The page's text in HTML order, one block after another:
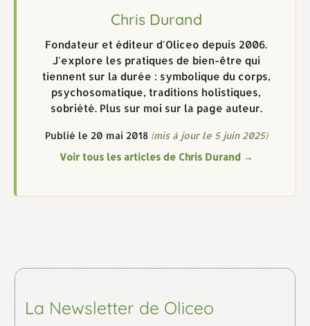
Chris Durand
Fondateur et éditeur d'Oliceo depuis 2006.
J'explore les pratiques de bien-être qui
tiennent sur la durée : symbolique du corps,
psychosomatique, traditions holistiques,
sobriété. Plus sur moi sur la page auteur.
Publié le 20 mai 2018 (mis à jour le 5 juin 2025)
Voir tous les articles de Chris Durand →
La Newsletter de Oliceo